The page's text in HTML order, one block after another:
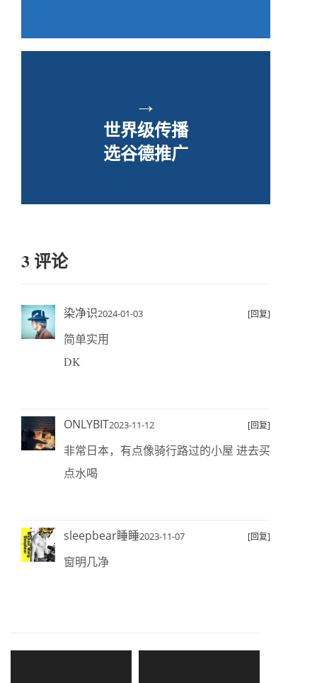
→
世界级传播
选谷德推广
3 评论
染净识2024-01-03 [回复]
简单实用
DK
ONLYBIT2023-11-12 [回复]
非常日本，有点像骑行路过的小屋 进去买
点水喝
sleepbear睡睡2023-11-07 [回复]
窗明几净